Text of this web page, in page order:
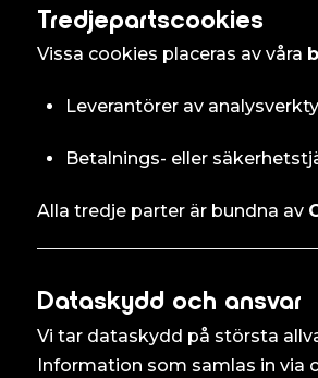
Tredjepartscookies
Vissa cookies placeras av våra
Leverantörer av
Betalnings- eller
Alla tredje parter är bundna av
Dataskydd och ansvar
Vi tar dataskydd på största
Information som samlas in via